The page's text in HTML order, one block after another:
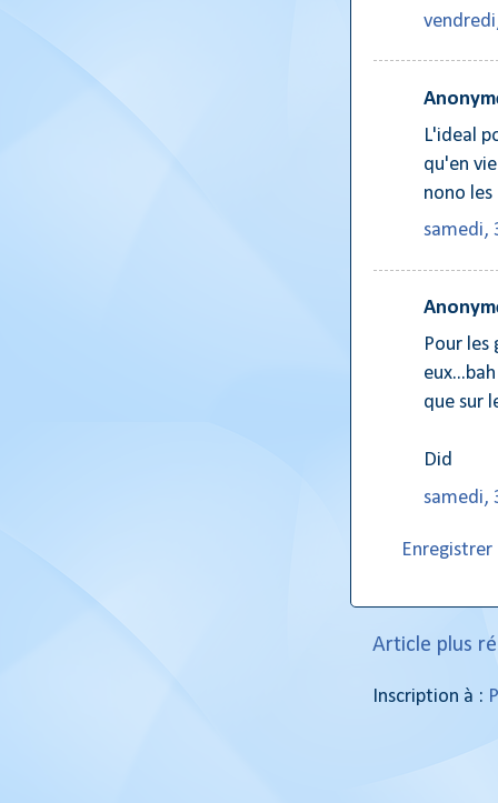
L'ideal
qu'en
nono les
samedi,
Pour
que sur
Did
samedi,
Article plus
Inscription à :